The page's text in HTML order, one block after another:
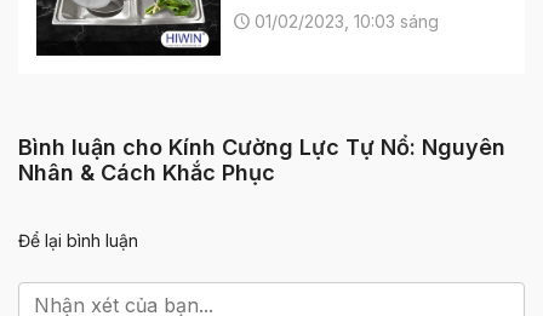
01/02/2023, 10:03 sáng
Bình luận cho Kính Cường Lực Tự Nổ: Nguyên
Nhân & Cách Khắc Phục
Để lại bình luận